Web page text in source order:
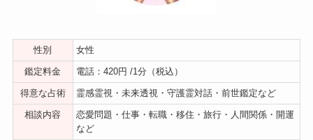
性別 女性
鑑定料金 電話：420円 /1分（税込）
得意な占術 霊感霊視・未来透視・守護霊対話・前世鑑定など
相談内容
恋愛問題・仕事・転職・移住・旅行・人間関係・開運
など